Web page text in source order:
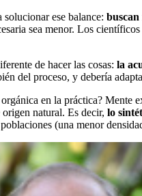
ese balance:
sea menor. Los
de hacer las cosas: la
del proceso, y debería
en la práctica? Mente
natural. Es decir, lo
(una menor